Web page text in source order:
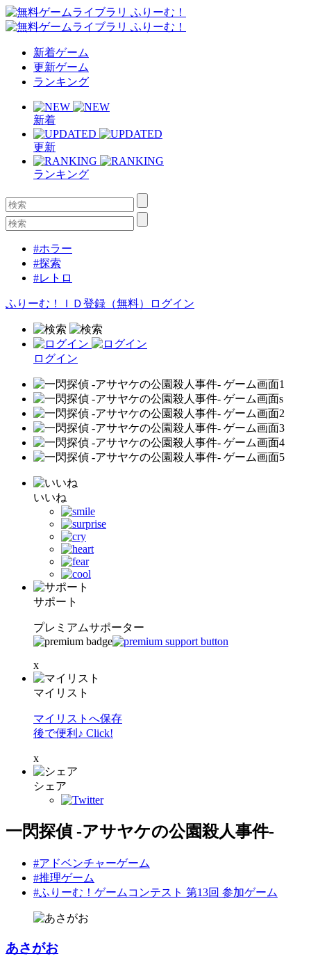
新着ゲーム
更新ゲーム
ランキング
新着
更新
ランキング
#ホラー
#探索
#レトロ
ふりーむ！ＩＤ登録（無料） ログイン
ログイン
いいね
サポート
プレミアムサポーター
x
マイリスト
マイリストへ保存
後で便利♪ Click!
x
シェア
一閃探偵 ‐アサヤケの公園殺人事件‐
#アドベンチャーゲーム
#推理ゲーム
#ふりーむ！ゲームコンテスト 第13回 参加ゲーム
あさがお